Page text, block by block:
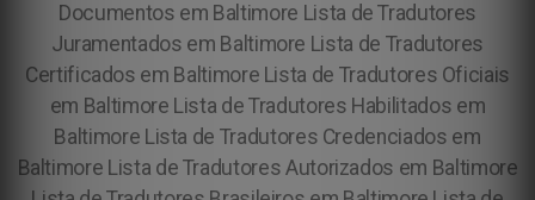
Documentos em Baltimore Lista de Tradutores
Juramentados em Baltimore Lista de Tradutores
Certificados em Baltimore Lista de Tradutores Oficiais
em Baltimore Lista de Tradutores Habilitados em
Baltimore Lista de Tradutores Credenciados em
Baltimore Lista de Tradutores Autorizados em Baltimore